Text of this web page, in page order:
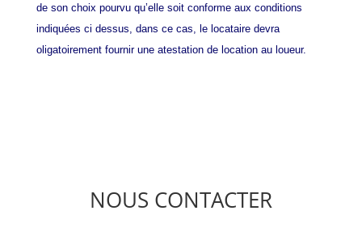
de son choix pourvu qu’elle soit conforme aux conditions
indiquées ci dessus, dans ce cas, le locataire devra
oligatoirement fournir une atestation de location au loueur.
NOUS CONTACTER